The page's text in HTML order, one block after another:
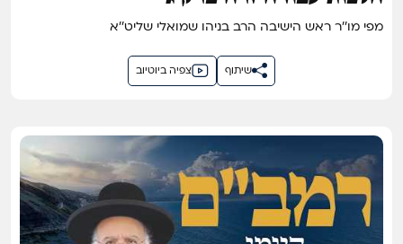
מפי מו''ר ראש הישיבה הרב בניהו שמואלי שליט''א
צפיה ביוטיוב שיתוף